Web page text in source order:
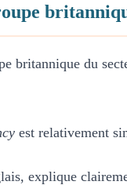
britannique du
est relativement
explique